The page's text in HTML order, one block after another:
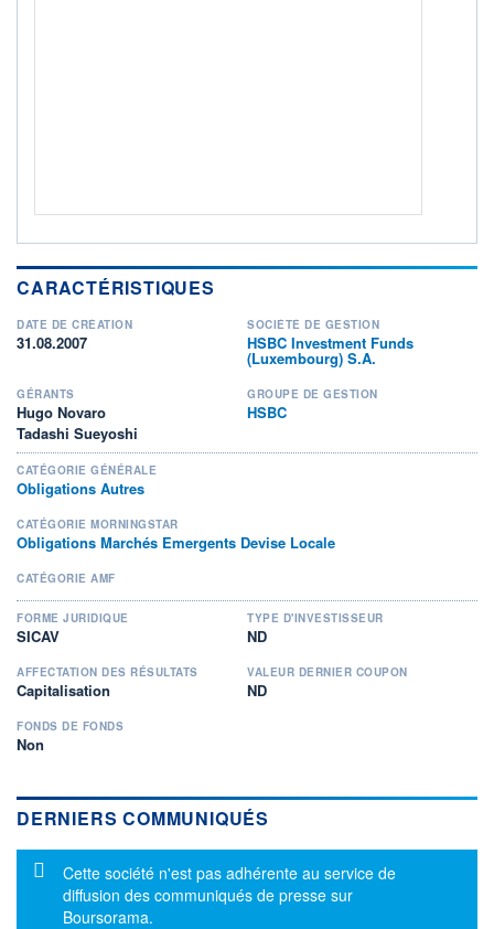
CARACTÉRISTIQUES
DATE DE CRÉATION
31.08.2007
SOCIÉTÉ DE GESTION
HSBC Investment Funds
(Luxembourg) S.A.
GÉRANTS
Hugo Novaro
Tadashi Sueyoshi
GROUPE DE GESTION
HSBC
CATÉGORIE GÉNÉRALE
Obligations Autres
CATÉGORIE MORNINGSTAR
Obligations Marchés Emergents Devise Locale
CATÉGORIE AMF
FORME JURIDIQUE
SICAV
TYPE D'INVESTISSEUR
ND
AFFECTATION DES RÉSULTATS
Capitalisation
VALEUR DERNIER COUPON
ND
FONDS DE FONDS
Non
DERNIERS COMMUNIQUÉS
Message d'information
Cette société n'est pas adhérente au service de
diffusion des communiqués de presse sur
Boursorama.